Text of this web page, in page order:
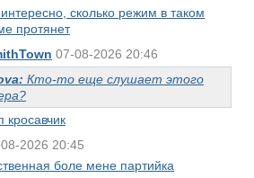
сколько режим в таком
протянет
07-08-2026 20:46
Кто-то еще слушает этого
кросавчик
2026 20:45
боле мене партийка